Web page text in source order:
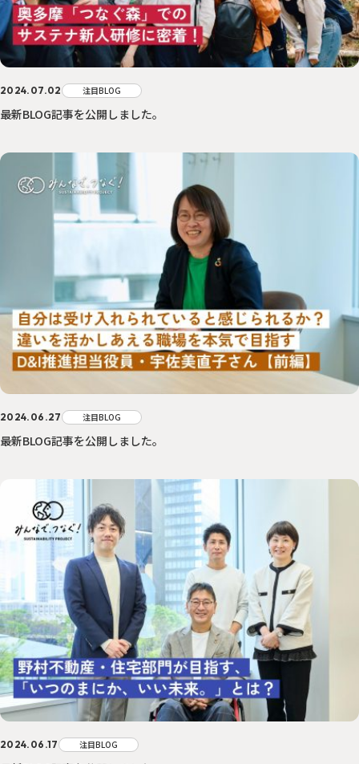
2024.07.02 注目BLOG
最新BLOG記事を公開しました。
2024.06.27 注目BLOG
最新BLOG記事を公開しました。
2024.06.17 注目BLOG